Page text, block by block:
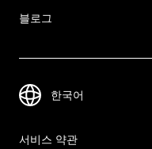
블로그
서비스 약관